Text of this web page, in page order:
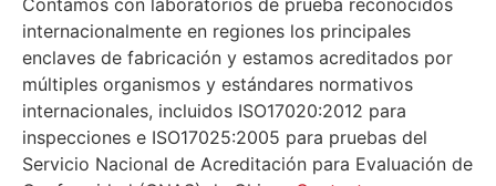
Contamos con laboratorios de prueba reconocidos
internacionalmente en regiones los principales
enclaves de fabricación y estamos acreditados por
múltiples organismos y estándares normativos
internacionales, incluidos ISO17020:2012 para
inspecciones e ISO17025:2005 para pruebas del
Servicio Nacional de Acreditación para Evaluación de